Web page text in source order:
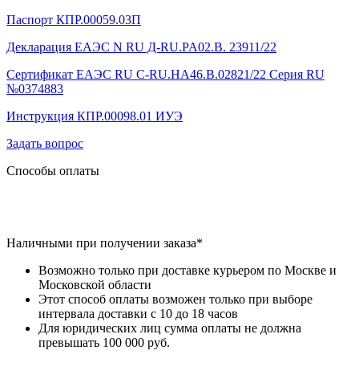
Паспорт КПР.00059.03П
Декларация ЕАЭС N RU Д-RU.PA02.B. 23911/22
Сертификат ЕАЭС RU C-RU.HA46.B.02821/22 Серия RU
№0374883
Инструкция КПР.00098.01 ИУЭ
Задать вопрос
Способы оплаты
Наличными при получении заказа*
Возможно только при доставке курьером по Москве и
Московской области
Этот способ оплаты возможен только при выборе
интервала доставки с 10 до 18 часов
Для юридических лиц сумма оплаты не должна
превышать 100 000 руб.